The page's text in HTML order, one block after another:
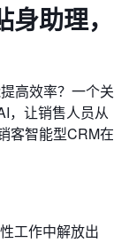
助理，
高效率？一个关
，让销售人员从
客智能型CRM在
工作中解放出